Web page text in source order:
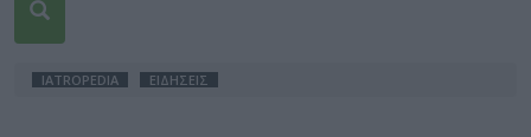
IATROPEDIA ΕΙΔΗΣΕΙΣ